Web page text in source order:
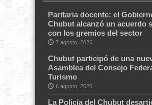
Paritaria docente: el
Chubut alcanzó un acuerdo
con los gremios del sector
7 agosto, 2026
Chubut participó de una
Asamblea del Consejo
Turismo
6 agosto, 2026
La Policía del Chubut